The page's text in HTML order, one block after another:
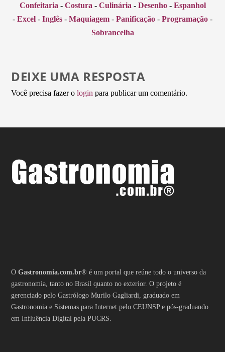
Confeitaria - Costura - Culinária - Desenho- Espanhol
- Excel - Inglês - Maquiagem - Panificação - Programação -
Sobrancelha
DEIXE UMA RESPOSTA
Você precisa fazer ologin para publicar um comentário.
OGastronomia.com.br® é um portal que reúne todo o universo da
gastronomia, tanto no Brasil quanto no exterior. O projeto é
gerenciado pelo Gastrólogo Murilo Gagliardi, graduado em
Gastronomia e Sistemas para Internet pelo CEUNSP e pós-graduando
em Influência Digital pela PUCRS.